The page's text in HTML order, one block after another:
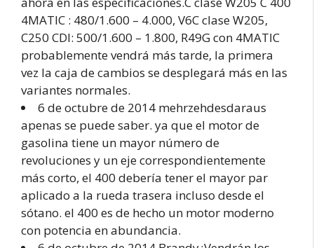
4MATIC : 480/1.600 – 4.000, V6C clase W205,
C250 CDI: 500/1.600 – 1.800, R49G con 4MATIC
probablemente vendrá más tarde, la primera
vez la caja de cambios se desplegará más en las
variantes normales.
6 de octubre de 2014 mehrzehdesdaraus
apenas se puede saber. ya que el motor de
gasolina tiene un mayor número de
revoluciones y un eje correspondientemente
más corto, el 400 debería tener el mayor par
aplicado a la rueda trasera incluso desde el
sótano. el 400 es de hecho un motor moderno
con potencia en abundancia.